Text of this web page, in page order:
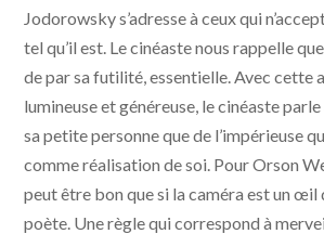
Jodorowsky s’adresse à ceux qui
tel qu’il est. Le cinéaste nous rappelle
de par sa futilité, essentielle. Avec cette
lumineuse et généreuse, le cinéaste
sa petite personne que de l’impérieuse
comme réalisation de soi. Pour Orson
peut être bon que si la caméra est un œil
poète. Une règle qui correspond à